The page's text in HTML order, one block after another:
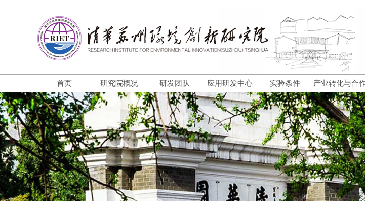
首页 研究院概况 研发团队 应用研发中心 实验条件 产业转化与合